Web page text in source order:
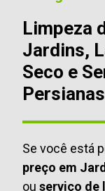
Limpeza
Jardins,
Seco e
Persianas
Se você está
preço em
ou serviço de